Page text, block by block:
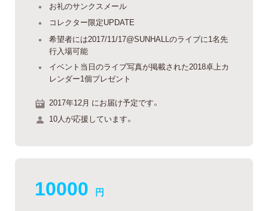
お礼のサンクスメール
コレクター限定UPDATE
希望者には2017/11/17@SUNHALLのライブに1名先
行入場可能
イベント当日のライブ写真が掲載された2018卓上カ
レンダー1個プレゼント
2017年12月 にお届け予定です。
10人が応援しています。
10000 円